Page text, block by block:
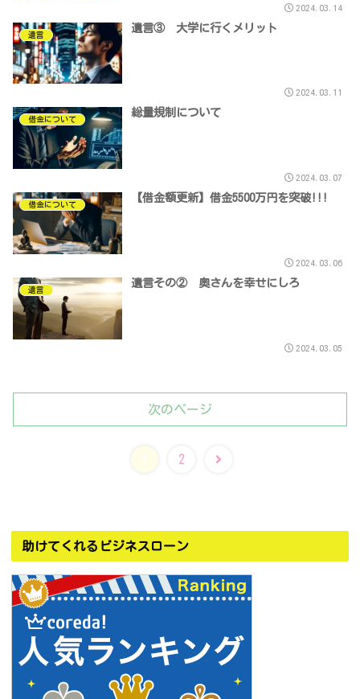
2024.03.14
遺言
遺言③ 大学に行くメリット
2024.03.11
借金について
総量規制について
2024.03.07
借金について
【借金額更新】借金5500万円を突破!!!
2024.03.06
遺言
遺言その② 奥さんを幸せにしろ
2024.03.05
次のページ
2 次
助けてくれるビジネスローン